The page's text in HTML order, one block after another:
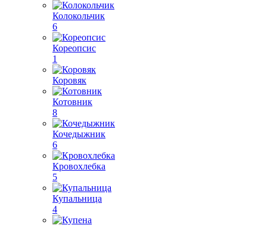
Колокольчик
6
Кореопсис
1
Коровяк
Котовник
8
Кочедыжник
6
Кровохлебка
5
Купальница
4